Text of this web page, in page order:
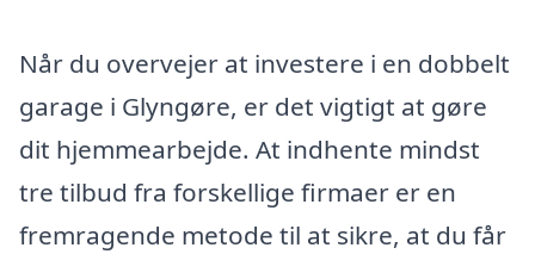
Når du overvejer at investere i en dobbelt
garage i Glyngøre, er det vigtigt at gøre
dit hjemmearbejde. At indhente mindst
tre tilbud fra forskellige firmaer er en
fremragende metode til at sikre, at du får